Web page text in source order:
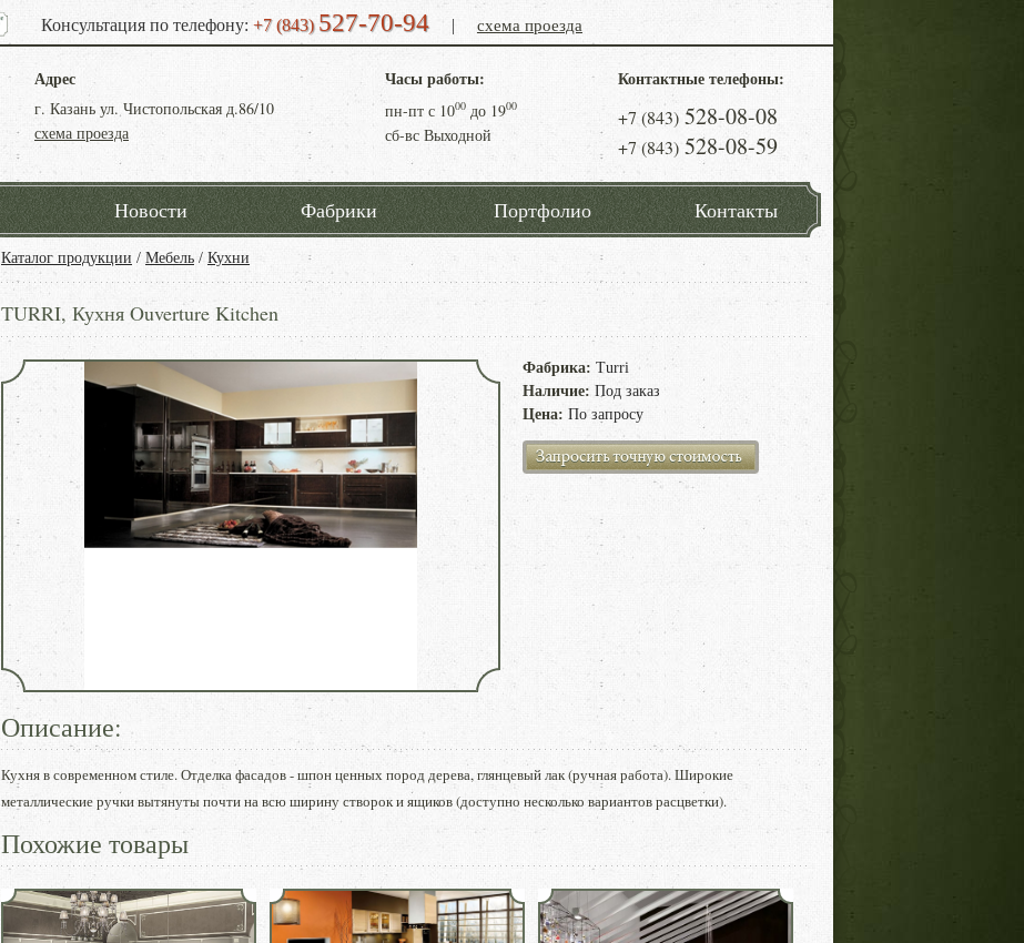
Консультация по телефону: +7 (843) 527-70-94 | схема проезда
Адрес
г. Казань ул. Чистопольская д.86/10
схема проезда
Часы работы:
пн-пт с 1000 до 1900
сб-вс Выходной
Контактные телефоны:
+7 (843) 528-08-08
+7 (843) 528-08-59
Новости Фабрики Портфолио Контакты
Каталог продукции / Мебель / Кухни
TURRI, Кухня Ouverture Kitchen
Фабрика: Turri
Наличие: Под заказ
Цена: По запросу
Описание:
Кухня в современном стиле. Отделка фасадов - шпон ценных пород дерева, глянцевый лак (ручная работа). Широкие
металлические ручки вытянуты почти на всю ширину створок и ящиков (доступно несколько вариантов расцветки).
Похожие товары